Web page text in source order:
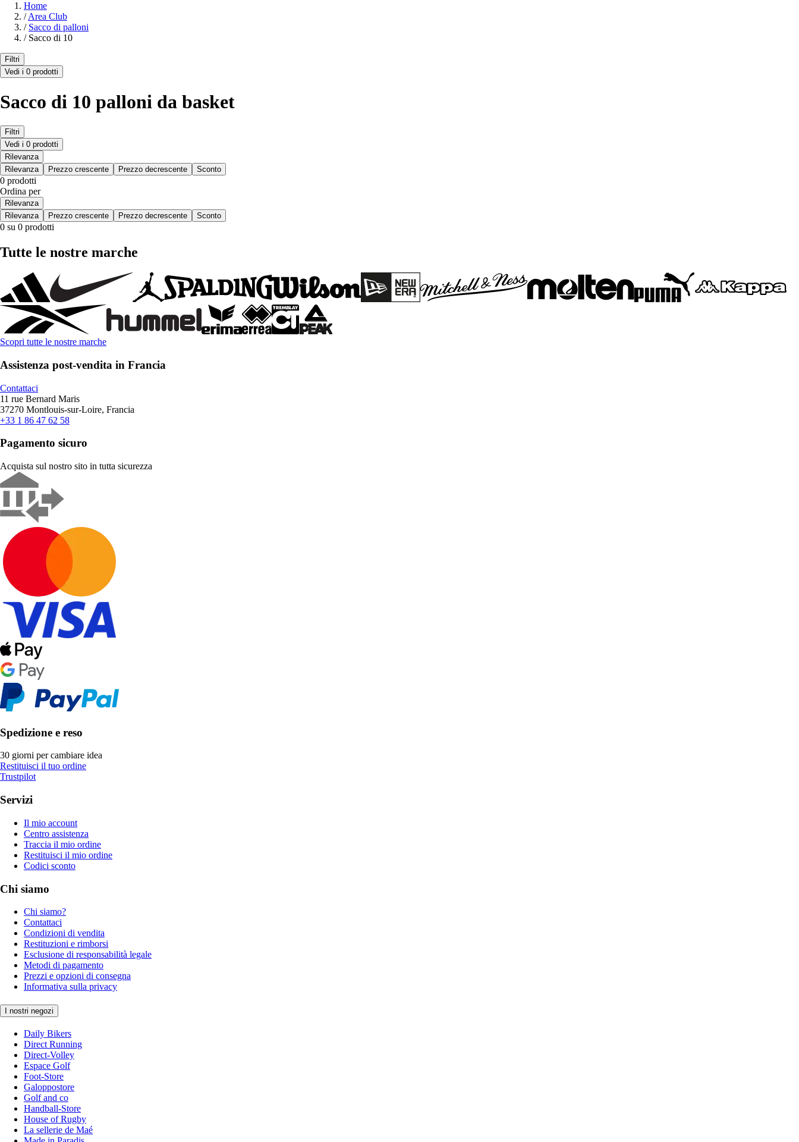
Home
/Area Club
/ Sacco di palloni
/ Sacco di 10
Filtri
Vedi i 0 prodotti
Sacco di 10 palloni da basket
Filtri
Vedi i 0 prodotti
Rilevanza
Rilevanza
Prezzo crescente Prezzo decrescente Sconto
0 prodotti
Ordina per
Rilevanza
Rilevanza
Prezzo crescente Prezzo decrescente Sconto
0 su 0 prodotti
Tutte le nostre marche
Scopri tutte le nostre marche
Assistenza post-vendita in Francia
Contattaci
11 rue Bernard Maris
37270 Montlouis-sur-Loire, Francia
+33 1 86 47 62 58
Pagamento sicuro
Acquista sul nostro sito in tutta sicurezza
Spedizione e reso
30 giorni per cambiare idea
Restituisci il tuo ordine
Trustpilot
Servizi
Il mio account
Centro assistenza
Traccia il mio ordine
Restituisci il mio ordine
Codici sconto
Chi siamo
Chi siamo?
Contattaci
Condizioni di vendita
Restituzioni e rimborsi
Esclusione di responsabilità legale
Metodi di pagamento
Prezzi e opzioni di consegna
Informativa sulla privacy
I nostri negozi
Daily Bikers
Direct Running
Direct-Volley
Espace Golf
Foot-Store
Galoppostore
Golf and co
Handball-Store
House of Rugby
La sellerie de Maé